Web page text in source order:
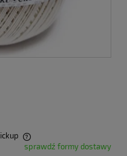
płatności
sprawdź formy dostawy